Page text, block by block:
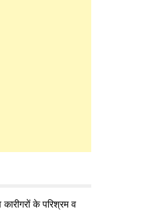
के परिश्रम व